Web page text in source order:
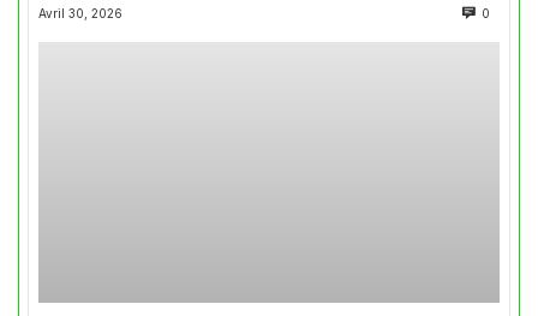
تتويجاته آخر السنوات
Avril 30, 2026 0